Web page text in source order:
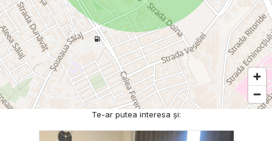
Te-ar putea interesa și: